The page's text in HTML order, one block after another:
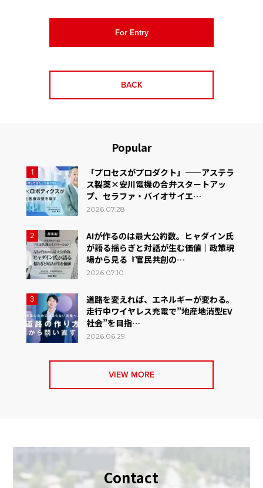
For Entry
BACK
Popular
1
「プロセスがプロダクト」——アステラ
ス製薬×安川電機の合弁スタートアッ
プ、セラファ・バイオサイエ…
2026.07.28
2
AIが作るのは最大公約数。ヒャダイン氏
が語る揺らぎと対話が生む価値｜政策現
場から見る『官民共創の…
2026.07.10
3
道路を変えれば、エネルギーが変わる。
走行中ワイヤレス充電で”地産地消型EV
社会”を目指…
2026.06.29
VIEW MORE
Contact